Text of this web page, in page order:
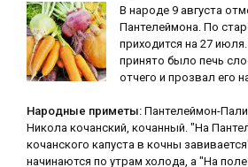
В народе 9 августа
Пантелеймона. По
приходится на 27
принято было печь
отчего и прозвал его
Народные приметы: Пантелеймон-
Никола кочанский, кочанный. "На
кочанского капуста в кочны
начинаются по утрам холода, а "На